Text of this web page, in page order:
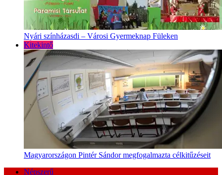
Nyári színházasdi – Városi Gyermeknap Füleken
Kitekintő
Magyarországon Pintér Sándor megfogalmazta célkitűzéseit
Népszerű